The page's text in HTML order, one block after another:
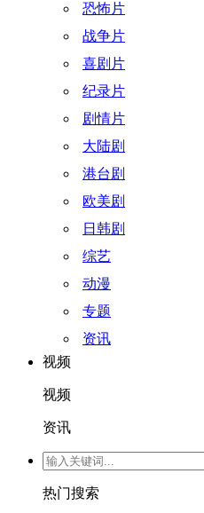
恐怖片
战争片
喜剧片
纪录片
剧情片
大陆剧
港台剧
欧美剧
日韩剧
综艺
动漫
专题
资讯
视频
视频
资讯
热门搜索